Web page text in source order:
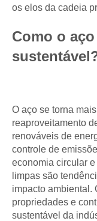
os elos da cadeia
Como o
O aço se torna
reaproveitamento
renováveis de
controle de
economia circular
limpas são
impacto ambiental.
propriedades e
sustentável da